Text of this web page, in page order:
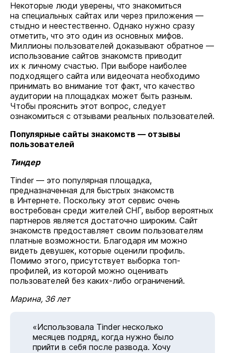
Некоторые люди уверены, что знакомиться
на специальных сайтах или через приложения —
стыдно и неестественно. Однако нужно сразу
отметить, что это один из основных мифов.
Миллионы пользователей доказывают обратное —
использование сайтов знакомств приводит
их к личному счастью. При выборе наиболее
подходящего сайта или видеочата необходимо
принимать во внимание тот факт, что качество
аудитории на площадках может быть разным.
Чтобы прояснить этот вопрос, следует
ознакомиться с отзывами реальных пользователей.
Популярные сайты знакомств — отзывы
пользователей
Тиндер
Tinder — это популярная площадка,
предназначенная для быстрых знакомств
в Интернете. Поскольку этот сервис очень
востребован среди жителей СНГ, выбор вероятных
партнеров является достаточно широким. Сайт
знакомств предоставляет своим пользователям
платные возможности. Благодаря им можно
видеть девушек, которые оценили профиль.
Помимо этого, присутствует выборка топ-
профилей, из которой можно оценивать
пользователей без каких-либо ограничений.
Марина, 36 лет
«Использовала Tinder несколько
месяцев подряд, когда нужно было
прийти в себя после развода. Хочу